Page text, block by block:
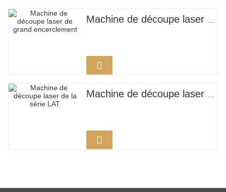
Machine de découpe laser de grand encerclement
Machine de découpe laser de la série LAT